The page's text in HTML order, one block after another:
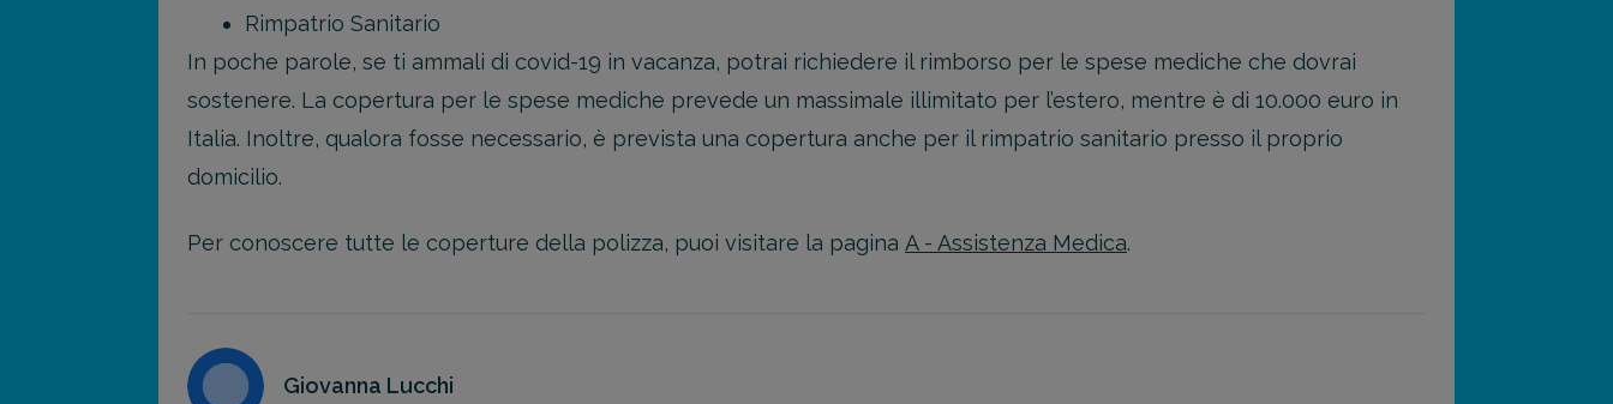
Rimpatrio Sanitario
In poche parole, se ti ammali di covid-19 in vacanza, potrai richiedere il rimborso per le spese mediche che dovrai
sostenere. La copertura per le spese mediche prevede un massimale illimitato per l’estero, mentre è di 10.000 euro in
Italia. Inoltre, qualora fosse necessario, è prevista una copertura anche per il rimpatrio sanitario presso il proprio
domicilio.
Per conoscere tutte le coperture della polizza, puoi visitare la pagina A - Assistenza Medica.
Giovanna Lucchi